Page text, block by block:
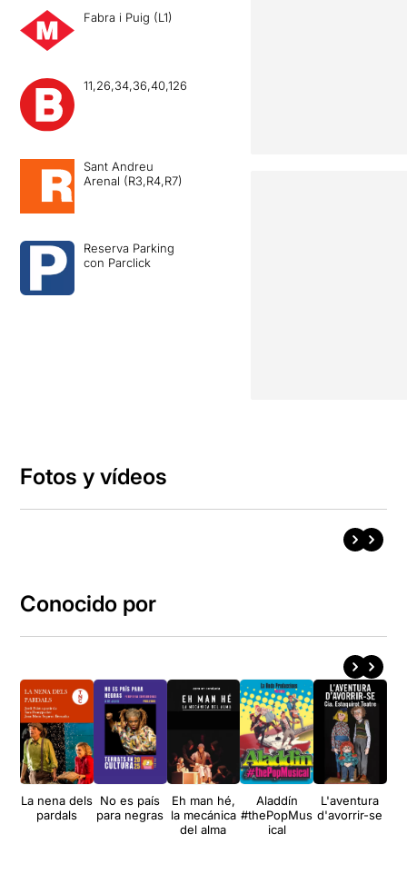
Fabra i Puig (L1)
11,26,34,36,40,126
Sant Andreu
Arenal (R3,R4,R7)
Reserva Parking
con Parclick
Fotos y vídeos
Conocido por
La nena dels
pardals
No es país
para negras
Eh man hé,
la mecánica
del alma
Aladdín
#thePopMus
ical
L'aventura
d'avorrir-se